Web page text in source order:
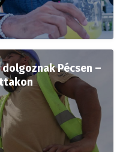
Pécsen –